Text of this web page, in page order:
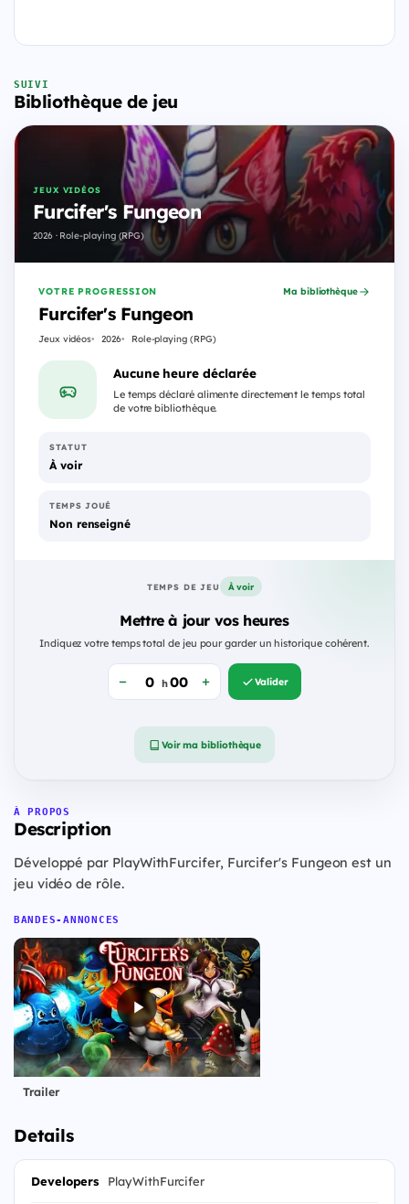
SUIVI
Bibliothèque de jeu
JEUX VIDÉOS
Furcifer's Fungeon
2026 · Role-playing (RPG)
VOTRE PROGRESSION
Furcifer's Fungeon
Jeux vidéos 2026 Role-playing (RPG)
Ma bibliothèque
Aucune heure déclarée
Le temps déclaré alimente directement le temps total
de votre bibliothèque.
STATUT
À voir
TEMPS JOUÉ
Non renseigné
TEMPS DE JEU À voir
Mettre à jour vos heures
Indiquez votre temps total de jeu pour garder un historique cohérent.
h Valider
Voir ma bibliothèque
À PROPOS
Description
Développé par PlayWithFurcifer, Furcifer's Fungeon est un
jeu vidéo de rôle.
BANDES-ANNONCES
Trailer
Details
Developers PlayWithFurcifer